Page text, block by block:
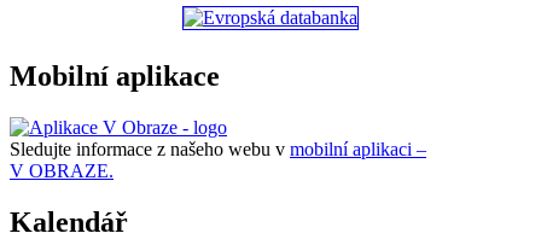
Mobilní aplikace
Sledujte informace z našeho webu v mobilní aplikaci –
V OBRAZE.
Kalendář